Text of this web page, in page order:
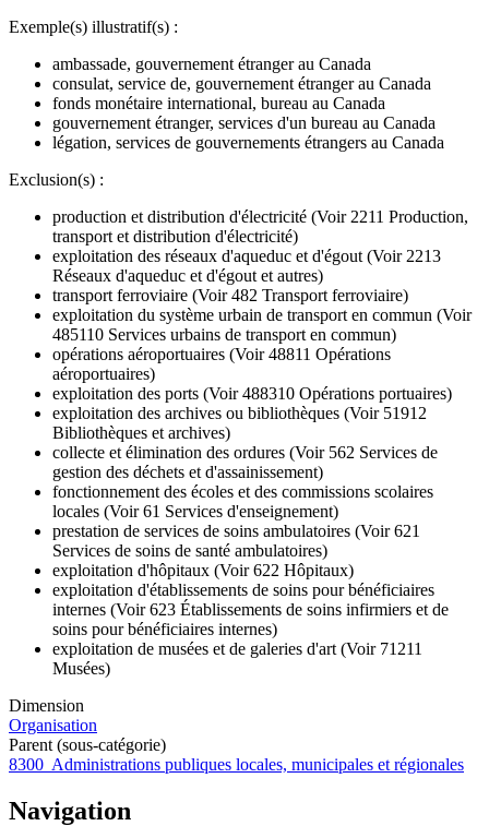
Exemple(s) illustratif(s) :
ambassade, gouvernement étranger au Canada
consulat, service de, gouvernement étranger au Canada
fonds monétaire international, bureau au Canada
gouvernement étranger, services d'un bureau au Canada
légation, services de gouvernements étrangers au Canada
Exclusion(s) :
production et distribution d'électricité (Voir 2211 Production,
transport et distribution d'électricité)
exploitation des réseaux d'aqueduc et d'égout (Voir 2213
Réseaux d'aqueduc et d'égout et autres)
transport ferroviaire (Voir 482 Transport ferroviaire)
exploitation du système urbain de transport en commun (Voir
485110 Services urbains de transport en commun)
opérations aéroportuaires (Voir 48811 Opérations
aéroportuaires)
exploitation des ports (Voir 488310 Opérations portuaires)
exploitation des archives ou bibliothèques (Voir 51912
Bibliothèques et archives)
collecte et élimination des ordures (Voir 562 Services de
gestion des déchets et d'assainissement)
fonctionnement des écoles et des commissions scolaires
locales (Voir 61 Services d'enseignement)
prestation de services de soins ambulatoires (Voir 621
Services de soins de santé ambulatoires)
exploitation d'hôpitaux (Voir 622 Hôpitaux)
exploitation d'établissements de soins pour bénéficiaires
internes (Voir 623 Établissements de soins infirmiers et de
soins pour bénéficiaires internes)
exploitation de musées et de galeries d'art (Voir 71211
Musées)
Dimension
Organisation
Parent (sous-catégorie)
8300 Administrations publiques locales, municipales et régionales
Navigation